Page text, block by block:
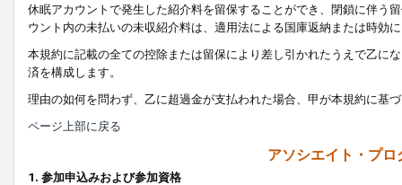
休眠アカウントで発生した紹介料を留保することができ、閉鎖に伴う
ウント内の未払いの未収紹介料は、適用法による国庫返納または時効
本規約に記載の全ての控除または留保により差し引かれたうえで乙に
済を構成します。
理由の如何を問わず、乙に超過金が支払われた場合、甲が本規約に基
ページ上部に戻る
アソシエイト・プ
1. 参加申込みおよび参加資格